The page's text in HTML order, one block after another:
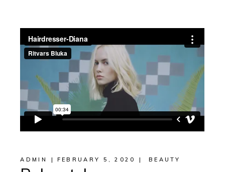
ADMIN FEBRUARY 5, 2020 BEAUTY